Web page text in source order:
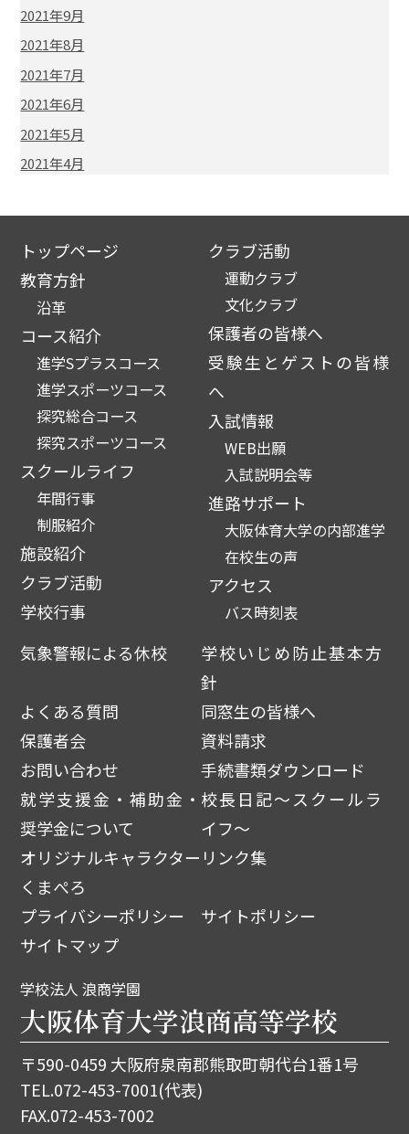
2021年9月
2021年8月
2021年7月
2021年6月
2021年5月
2021年4月
トップページ
教育方針
沿革
コース紹介
進学Sプラスコース
進学スポーツコース
探究総合コース
探究スポーツコース
スクールライフ
年間行事
制服紹介
施設紹介
クラブ活動
学校行事
クラブ活動
運動クラブ
文化クラブ
保護者の皆様へ
受験生とゲストの皆様
へ
入試情報
WEB出願
入試説明会等
進路サポート
大阪体育大学の内部進学
在校生の声
アクセス
バス時刻表
気象警報による休校
学校いじめ防止基本方
針
よくある質問
同窓生の皆様へ
保護者会
資料請求
お問い合わせ
手続書類ダウンロード
就学支援金・補助金・
奨学金について
校長日記～スクールラ
イフ～
オリジナルキャラクター
くまぺろ
リンク集
プライバシーポリシー
サイトポリシー
サイトマップ
学校法人 浪商学園
大阪体育大学浪商高等学校
〒590-0459 大阪府泉南郡熊取町朝代台1番1号
TEL.072-453-7001(代表)
FAX.072-453-7002